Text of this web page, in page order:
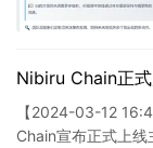
Nibiru Chain正式
【2024-03-12
Chain宣布正式上